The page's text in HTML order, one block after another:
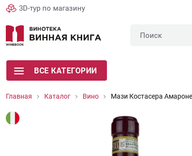
3D-тур по магазину
ВСЕ КАТЕГОРИИ
Главная Каталог Вино Мази Костасера